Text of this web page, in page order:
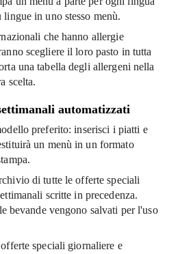
in uno stesso menù.
che hanno allergie
scegliere il loro pasto in tutta
una tabella degli allergeni nella
scelta.
automatizzati
preferito: inserisci i piatti e
un menù in un formato
di tutte le offerte speciali
scritte in precedenza.
bevande vengono salvati per l'uso
speciali giornaliere e